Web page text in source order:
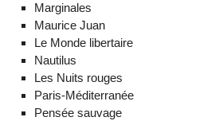
Marginales
Maurice Juan
Le Monde libertaire
Nautilus
Les Nuits rouges
Paris-Méditerranée
Pensée sauvage